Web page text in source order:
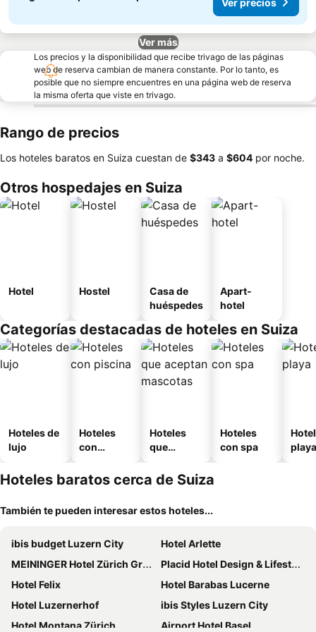
Ver más
Los precios y la disponibilidad que recibe trivago de las páginas
web de reserva cambian de manera constante. Por lo tanto, es
posible que no siempre encuentres en una página web de reserva
la misma oferta que viste en trivago.
Rango de precios
Los hoteles baratos en Suiza cuestan de ‎$343 a ‎$604 por noche.
Otros hospedajes en Suiza
Hotel Hostel
Casa de
huéspedes
Apart-
hotel
Categorías destacadas de hoteles en Suiza
Hoteles de
lujo
Hoteles
con
Hoteles
que
mascotas
Hoteles
con spa
playa
Hoteles baratos cerca de Suiza
También te pueden interesar estos hoteles...
ibis budget Luzern City
Hotel Arlette
MEININGER Hotel Zürich Greencity
Placid Hotel Design & Lifestyle Zurich
Hotel Felix
Hotel Barabas Lucerne
Hotel Luzernerhof
ibis Styles Luzern City
Hotel Montana Zürich
Airport Hotel Basel